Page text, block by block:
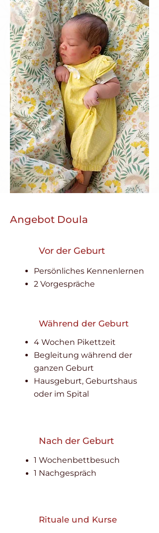
Angebot Doula
Vor der Geburt
Persönliches Kennenlernen
2 Vorgespräche
Während der Geburt
4 Wochen Pikettzeit
Begleitung während der
ganzen Geburt
Hausgeburt, Geburtshaus
oder im Spital
Nach der Geburt
1 Wochenbettbesuch
1 Nachgespräch
Rituale und Kurse